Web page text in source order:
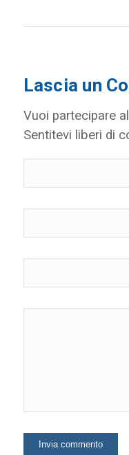
Lascia un
Vuoi partecipare
Sentitevi liberi di